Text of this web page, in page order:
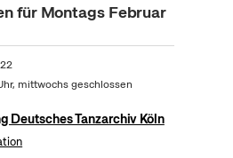
für Montags Februar
mittwochs geschlossen
Deutsches Tanzarchiv Köln